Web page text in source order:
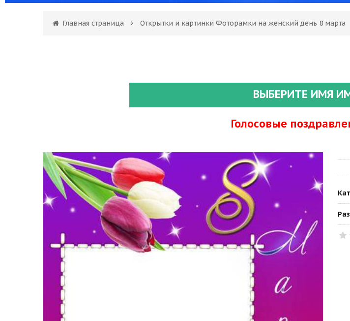
Главная страница Открытки и картинки Фоторамки на женский день 8 марта
ВЫБЕРИТЕ ИМЯ
Голосовые